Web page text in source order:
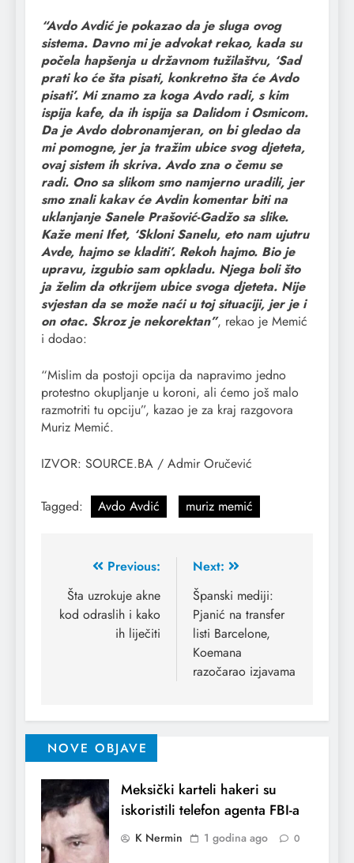
“Avdo Avdić je pokazao da je sluga ovog
sistema. Davno mi je advokat rekao, kada su
počela hapšenja u državnom tužilaštvu, ‘Sad
prati ko će šta pisati, konkretno šta će Avdo
pisati’. Mi znamo za koga Avdo radi, s kim
ispija kafe, da ih ispija sa Dalidom i Osmicom.
Da je Avdo dobronamjeran, on bi gledao da
mi pomogne, jer ja tražim ubice svog djeteta,
ovaj sistem ih skriva. Avdo zna o čemu se
radi. Ono sa slikom smo namjerno uradili, jer
smo znali kakav će Avdin komentar biti na
uklanjanje Sanele Prašović-Gadžo sa slike.
Kaže meni Ifet, ‘Skloni Sanelu, eto nam ujutru
Avde, hajmo se kladiti’. Rekoh hajmo. Bio je
upravu, izgubio sam opkladu. Njega boli što
ja želim da otkrijem ubice svoga djeteta. Nije
svjestan da se može naći u toj situaciji, jer je i
on otac. Skroz je nekorektan”, rekao je Memić
i dodao:
“Mislim da postoji opcija da napravimo jedno
protestno okupljanje u koroni, ali ćemo još malo
razmotriti tu opciju”, kazao je za kraj razgovora
Muriz Memić.
IZVOR: SOURCE.BA / Admir Oručević
Tagged: Avdo Avdić muriz memić
Previous:
Šta uzrokuje akne
kod odraslih i kako
ih liječiti
Next:
Španski mediji:
Pjanić na transfer
listi Barcelone,
Koemana
razočarao izjavama
NOVE OBJAVE
Meksički karteli hakeri su
iskoristili telefon agenta FBI-a
K Nermin 1 godina ago 0